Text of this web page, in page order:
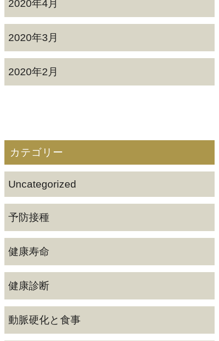
2020年4月
2020年3月
2020年2月
カテゴリー
Uncategorized
予防接種
健康寿命
健康診断
動脈硬化と食事